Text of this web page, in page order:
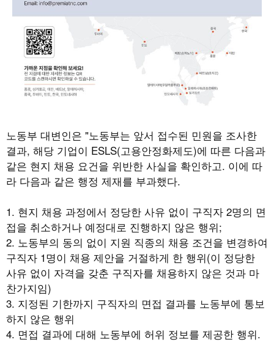
노동부 대변인은 "노동부는 앞서 접수된 민원을 조사한
결과, 해당 기업이 ESLS(고용안정화제도)에 따른 다음과
같은 현지 채용 요건을 위반한 사실을 확인하고. 이에 따
라 다음과 같은 행정 제재를 부과했다.
1. 현지 채용 과정에서 정당한 사유 없이 구직자 2명의 면
접을 취소하거나 예정대로 진행하지 않은 행위;
2. 노동부의 동의 없이 지원 직종의 채용 조건을 변경하여
구직자 1명이 채용 제안을 거절하게 한 행위(이 정당한
사유 없이 자격을 갖춘 구직자를 채용하지 않은 것과 마
찬가지임)
3. 지정된 기한까지 구직자의 면접 결과를 노동부에 통보
하지 않은 행위
4. 면접 결과에 대해 노동부에 허위 정보를 제공한 행위.